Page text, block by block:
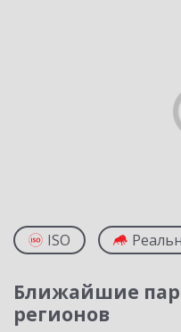
ISO
Ближайшие
регионов